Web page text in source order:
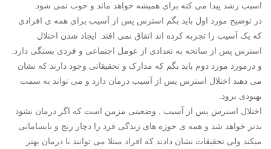
اسیب رشد پیدا می کنه برای همیشه خواهد ماند و خوب نمی شود.
در توضیح مورد اول باید بگم استرس پس از آسیب برای همه ی افرادی
که یک آسیب را تجربه کرده اند اتفاق نمی افتد. ایجاد شدن اختلال
استرس پس از سانحه به تعدادی از عومل اجتماعی و فردی بستگی دارد.
و درمورد مورد دوم باید بگم که مدارک و تحقیقاتی وجود دارند که نشان
می دهند اختلال استرس پس از آسیب درمان دارد و می تواند به سمت
بهبودی برود.
اختلال استرس پس از آسیب , وضعیتی مزمن است که اگر درمان نشود
بدتر خواهد شد و همه ی حوزه های زندگی فرد را دچار رنج و نابسامانی
میکند ولی تحقیقات نشان دادند که افراد مبتلا می توانند با درمان بهتر